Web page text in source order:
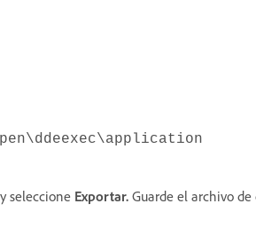
y seleccione Exportar. Guarde el archivo de